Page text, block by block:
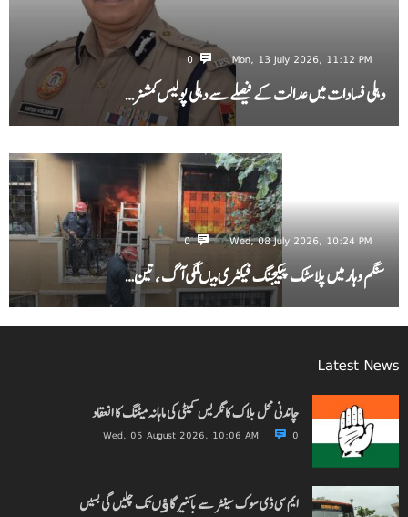
Mon, 13 July 2026, 11:12 PM
0
دہلی فسادات میں عدالت کے فیصلے سے دہلی پولیس کمشنر…
Wed, 08 July 2026, 10:24 PM
0
سنگم وہار میں پلاسٹک پیکیجنگ فیکٹری میںلگی آگ ، تین…
Latest News
چاندنی محل بلاک کانگریس کمیٹی کی ماہانہ میٹنگ کا انعقاد
Wed, 05 August 2026, 10:06 AM 0
ایم سی ڈی سوک سینٹر سے باکنیر گاﺅں تک چلیں گی بسیں